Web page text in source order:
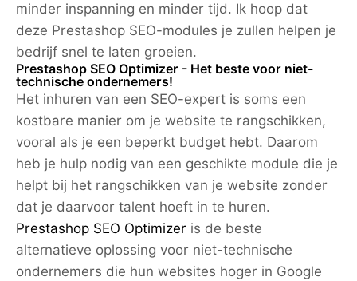
minder inspanning en minder tijd. Ik hoop dat
deze Prestashop SEO-modules je zullen helpen je
bedrijf snel te laten groeien.
Prestashop SEO Optimizer - Het beste voor niet-
technische ondernemers!
Het inhuren van een SEO-expert is soms een
kostbare manier om je website te rangschikken,
vooral als je een beperkt budget hebt. Daarom
heb je hulp nodig van een geschikte module die je
helpt bij het rangschikken van je website zonder
dat je daarvoor talent hoeft in te huren.
Prestashop SEO Optimizer is de beste
alternatieve oplossing voor niet-technische
ondernemers die hun websites hoger in Google